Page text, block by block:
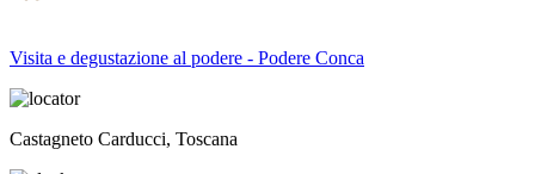
Visita e degustazione al podere - Podere Conca
Castagneto Carducci, Toscana